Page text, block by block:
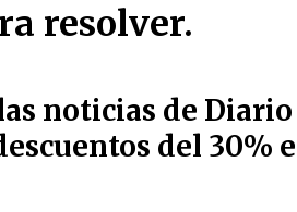
resolver.
noticias de
del 30%